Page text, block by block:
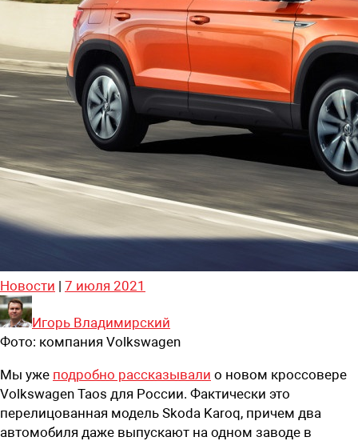
Новости | 7 июля 2021
Игорь Владимирский
Фото: компания Volkswagen
Мы уже подробно рассказывали о новом кроссовере
Volkswagen Taos для России. Фактически это
перелицованная модель Skoda Karoq, причем два
автомобиля даже выпускают на одном заводе в